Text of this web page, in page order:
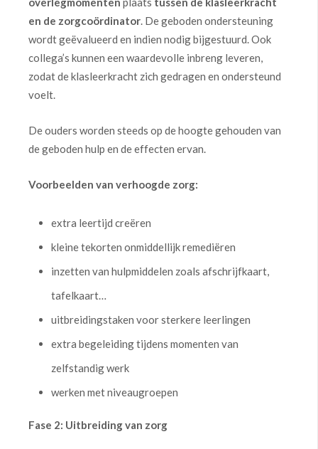
en de zorgcoördinator. De geboden ondersteuning
wordt geëvalueerd en indien nodig bijgestuurd. Ook
collega’s kunnen een waardevolle inbreng leveren,
zodat de klasleerkracht zich gedragen en ondersteund
voelt.
De ouders worden steeds op de hoogte gehouden van
de geboden hulp en de effecten ervan.
Voorbeelden van verhoogde zorg:
extra leertijd creëren
kleine tekorten onmiddellijk remediëren
inzetten van hulpmiddelen zoals afschrijfkaart,
tafelkaart…
uitbreidingstaken voor sterkere leerlingen
extra begeleiding tijdens momenten van
zelfstandig werk
werken met niveaugroepen
Fase 2: Uitbreiding van zorg